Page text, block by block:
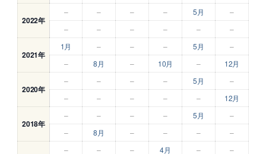
2022年
– – – – 5月
–
–
– – – – –
2021年
1月 – – – 5月
–
–
8月 – 10月 – 12月
2020年
– – – – 5月
–
–
– – – – 12月
2018年
– – – – 5月
–
–
8月 – – – –
– – – 4月 –
–